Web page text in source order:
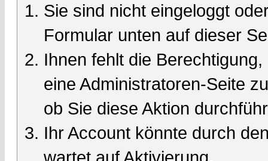
Sie sind nicht eingeloggt
Formular unten auf dieser
Ihnen fehlt die
eine Administratoren-Seite
ob Sie diese Aktion
Ihr Account könnte durch